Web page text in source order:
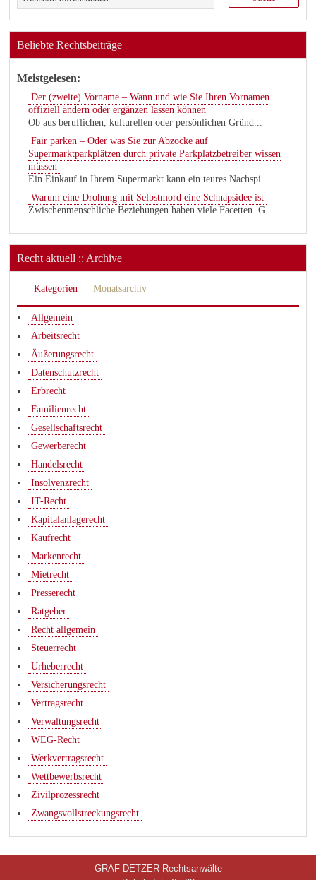
Beliebte Rechtsbeiträge
Meistgelesen:
Der (zweite) Vorname – Wann und wie Sie Ihren Vornamen
offiziell ändern oder ergänzen lassen können
Ob aus beruflichen, kulturellen oder persönlichen Gründ...
Fair parken – Oder was Sie zur Abzocke auf
Supermarktparkplätzen durch private Parkplatzbetreiber wissen
müssen
Ein Einkauf in Ihrem Supermarkt kann ein teures Nachspi...
Warum eine Drohung mit Selbstmord eine Schnapsidee ist
Zwischenmenschliche Beziehungen haben viele Facetten. G...
Recht aktuell :: Archive
Kategorien Monatsarchiv
Allgemein
Arbeitsrecht
Äußerungsrecht
Datenschutzrecht
Erbrecht
Familienrecht
Gesellschaftsrecht
Gewerberecht
Handelsrecht
Insolvenzrecht
IT-Recht
Kapitalanlagerecht
Kaufrecht
Markenrecht
Mietrecht
Presserecht
Ratgeber
Recht allgemein
Steuerrecht
Urheberrecht
Versicherungsrecht
Vertragsrecht
Verwaltungsrecht
WEG-Recht
Werkvertragsrecht
Wettbewerbsrecht
Zivilprozessrecht
Zwangsvollstreckungsrecht
GRAF-DETZER Rechtsanwälte